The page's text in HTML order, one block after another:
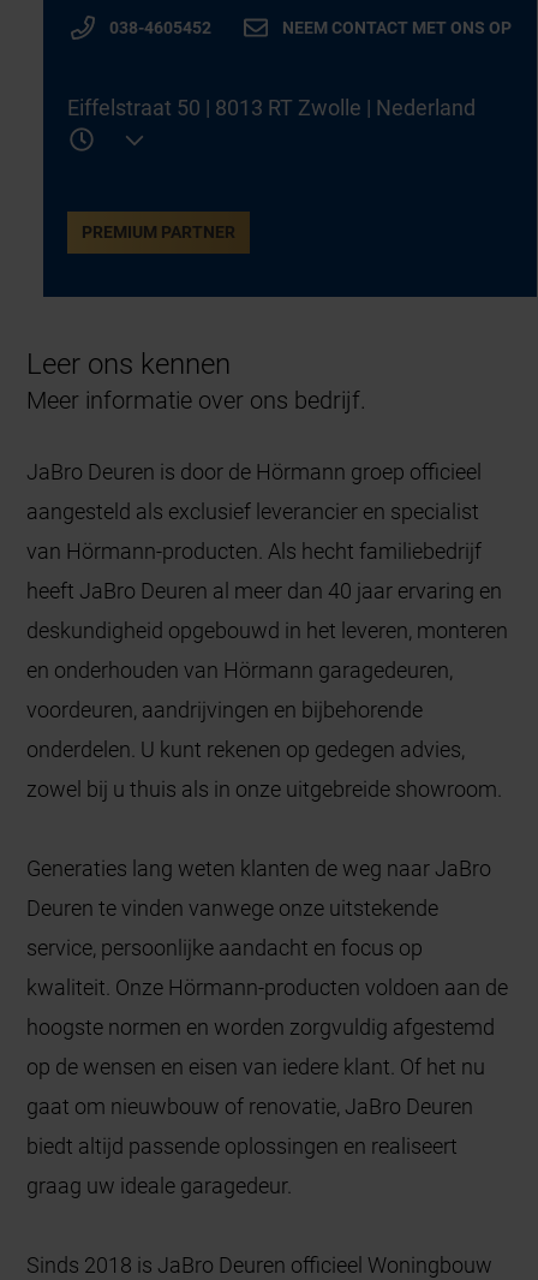
038-4605452 NEEM CONTACT MET ONS OP
Eiffelstraat 50 | 8013 RT Zwolle | Nederland
PREMIUM PARTNER
Leer ons kennen
Meer informatie over ons bedrijf.
JaBro Deuren is door de Hörmann groep officieel
aangesteld als exclusief leverancier en specialist
van Hörmann-producten. Als hecht familiebedrijf
heeft JaBro Deuren al meer dan 40 jaar ervaring en
deskundigheid opgebouwd in het leveren, monteren
en onderhouden van Hörmann garagedeuren,
voordeuren, aandrijvingen en bijbehorende
onderdelen. U kunt rekenen op gedegen advies,
zowel bij u thuis als in onze uitgebreide showroom.
Generaties lang weten klanten de weg naar JaBro
Deuren te vinden vanwege onze uitstekende
service, persoonlijke aandacht en focus op
kwaliteit. Onze Hörmann-producten voldoen aan de
hoogste normen en worden zorgvuldig afgestemd
op de wensen en eisen van iedere klant. Of het nu
gaat om nieuwbouw of renovatie, JaBro Deuren
biedt altijd passende oplossingen en realiseert
graag uw ideale garagedeur.
Sinds 2018 is JaBro Deuren officieel Woningbouw